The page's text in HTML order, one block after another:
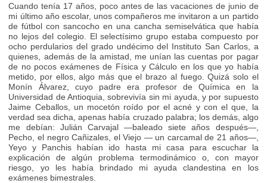
Cuando tenía 17 años, poco antes de las vacaciones de junio de
mi último año escolar, unos compañeros me invitaron a un partido
de fútbol con sancocho en una cancha semiselvática que había
no lejos del colegio. El selectísimo grupo estaba compuesto por
ocho perdularios del grado undécimo del Instituto San Carlos, a
quienes, además de la amistad, me unían las cuentas por pagar
de no pocos exámenes de Física y Cálculo en los que yo había
metido, por ellos, algo más que el brazo al fuego. Quizá solo el
Monín Álvarez, cuyo padre era profesor de Química en la
Universidad de Antioquia, sobrevivía sin mi ayuda, y por supuesto
Jaime Ceballos, un mocetón roído por el acné y con el que, la
verdad sea dicha, apenas había cruzado palabra; los demás, algo
me debían: Julián Carvajal —baleado siete años después—,
Pecho, el negro Cañizales, el Viejo — un carcamal de 21 años—,
Yeyo y Panchis habían ido hasta mi casa para escuchar la
explicación de algún problema termodinámico o, con mayor
riesgo, yo les había brindado mi ayuda clandestina en los
exámenes bimestrales.